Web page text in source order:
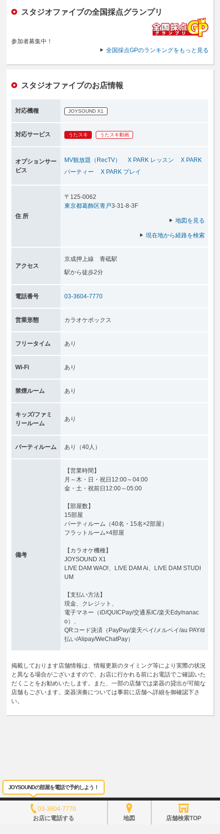
スタジオファイブの全国採点グランプリ
参加者募集中！
全国採点GPのランキングをもっと見る
スタジオファイブのお店情報
対応機種 JOYSOUND X1
対応サービス うたスキ うたスキ動画
オプションサー
ビス
MV観放題（RecTV） X PARK レッスン
X PARK
パーティー
X PARK プレイ
住 所
〒125-0062
東京都葛飾区青戸3-31-8-3F
地図を見る
現在地から経路を検索
アクセス
京成押上線 青砥駅
駅から徒歩2分
電話番号 03-3604-7770
営業形態 カラオケボックス
フリータイム あり
Wi-Fi あり
禁煙ルーム あり
キッズ/ファミ
リールーム
あり
パーティルーム あり （40人）
備考
【営業時間】
月～木・日・祝日12:00～04:00
金・土・祝前日12:00～05:00
【部屋数】
15部屋
パーティルーム（40名・15名×2部屋）
フラットルーム×4部屋
【カラオケ機種】
JOYSOUND X1
LIVE DAM WAO!、LIVE DAM Ai、LIVE DAM STUDI
UM
【支払い方法】
現金、クレジット、
電子マネー（iD/QUICPay/交通系IC/楽天Edy/nanac
o）、
QRコード決済（PayPay/楽天ペイ/メルペイ/au PAY/d
払い/Alipay/WeChatPay）
掲載しております店舗情報は、情報更新のタイミング等により実際の状況
と異なる場合がございますので、お店に行かれる前にお電話でご確認いた
だくことをお勧めいたします。また、一部の店舗では楽器の貸出が可能な
店舗もございます。楽器演奏については事前に店舗へ詳細を御確認下さ
い。
サイトポリシー 利用規約 商標について 個人情報保護方針
よくある質問
サイトマップ
03-3604-7770
お店に電話する
地図 店舗検索TOP
JOYSOUNDの部屋を電話で予約しよう！